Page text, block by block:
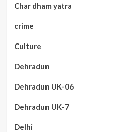
Char dham yatra
crime
Culture
Dehradun
Dehradun UK-06
Dehradun UK-7
Delhi